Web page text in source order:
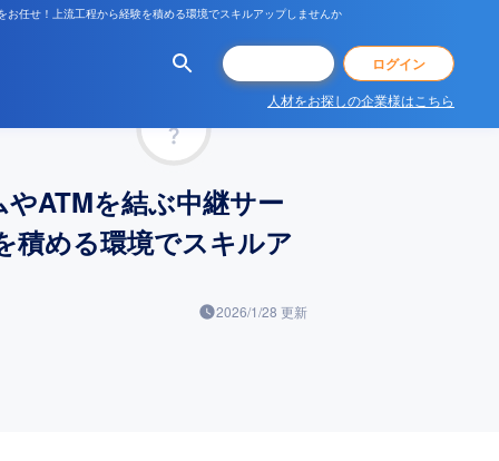
任せ！上流工程から経験を積める環境でスキルアップしませんか
ログイン
人材をお探しの企業様はこちら
ATMを結ぶ中継サー
積める環境でスキルア
2026/1/28 更新